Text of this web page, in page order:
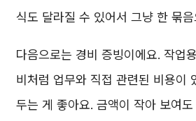
식도 달라질 수 있어서 그냥 한 묶
다음으로는 경비 증빙이에요. 작업
비처럼 업무와 직접 관련된 비용이
두는 게 좋아요. 금액이 작아 보여